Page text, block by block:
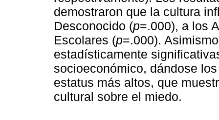
demostraron que la cultura
Desconocido (p=.000), a los
Escolares (p=.000).
estadísticamente
socioeconómico, dándose
estatus más altos, que
cultural sobre el miedo.